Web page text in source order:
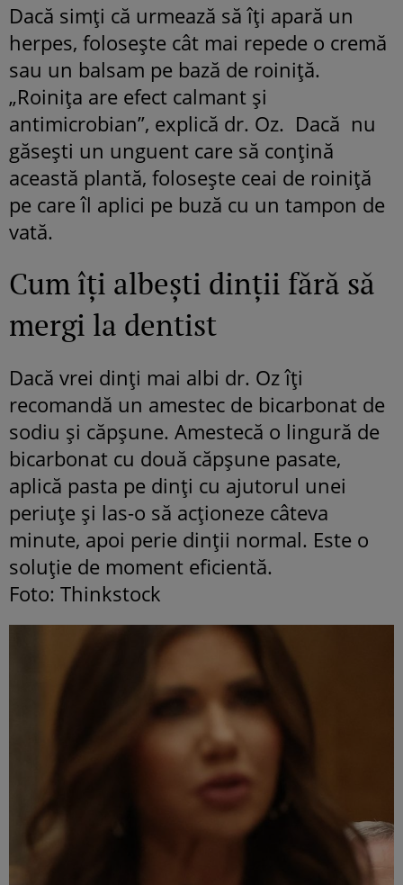
Dacă simţi că urmează să îţi apară un
herpes, foloseşte cât mai repede o cremă
sau un balsam pe bază de roiniţă.
„Roiniţa are efect calmant şi
antimicrobian”, explică dr. Oz. Dacă nu
găseşti un unguent care să conţină
această plantă, foloseşte ceai de roiniţă
pe care îl aplici pe buză cu un tampon de
vată.
Cum îţi albeşti dinţii fără să
mergi la dentist
Dacă vrei dinţi mai albi dr. Oz îţi
recomandă un amestec de bicarbonat de
sodiu şi căpşune. Amestecă o lingură de
bicarbonat cu două căpşune pasate,
aplică pasta pe dinţi cu ajutorul unei
periuţe şi las-o să acţioneze câteva
minute, apoi perie dinţii normal. Este o
soluţie de moment eficientă.
Foto: Thinkstock